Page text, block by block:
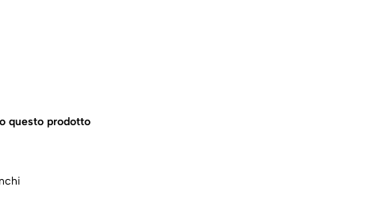
questo prodotto